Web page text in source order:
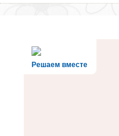
Решаем вместе